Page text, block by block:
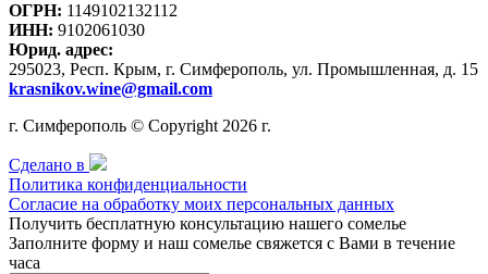
ОГРН: 1149102132112
ИНН: 9102061030
Юрид. адрес:
295023, Респ. Крым, г. Симферополь, ул. Промышленная, д. 15
krasnikov.wine@gmail.com
г. Симферополь © Copyright 2026 г.
Сделано в
Политика конфиденциальности
Согласие на обработку моих персональных данных
Получить бесплатную консультацию нашего сомелье
Заполните форму и наш сомелье свяжется с Вами в течение
часа